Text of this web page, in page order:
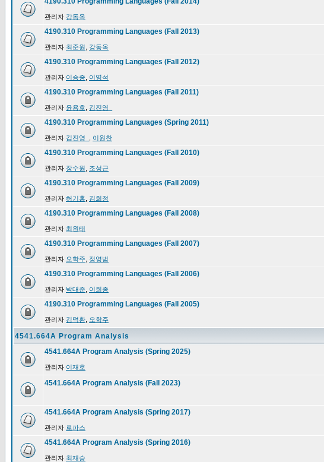
관리자 강동옥
4190.310 Programming Languages (Fall 2013)
관리자 최준원 강동옥
4190.310 Programming Languages (Fall 2012)
관리자 이승중 이영석
4190.310 Programming Languages (Fall 2011)
관리자 윤용호 김진영_
4190.310 Programming Languages (Spring 2011)
관리자 김진영_ 이원찬
4190.310 Programming Languages (Fall 2010)
관리자 장수원 조성근
4190.310 Programming Languages (Fall 2009)
관리자 허기홍 김희정
4190.310 Programming Languages (Fall 2008)
관리자 최원태
4190.310 Programming Languages (Fall 2007)
관리자 오학주 정영범
4190.310 Programming Languages (Fall 2006)
관리자 박대준 이희종
4190.310 Programming Languages (Fall 2005)
관리자 김덕환 오학주
4541.664A Program Analysis
4541.664A Program Analysis (Spring 2025)
관리자 이재호
4541.664A Program Analysis (Fall 2023)
4541.664A Program Analysis (Spring 2017)
관리자 로파스
4541.664A Program Analysis (Spring 2016)
관리자 최재승